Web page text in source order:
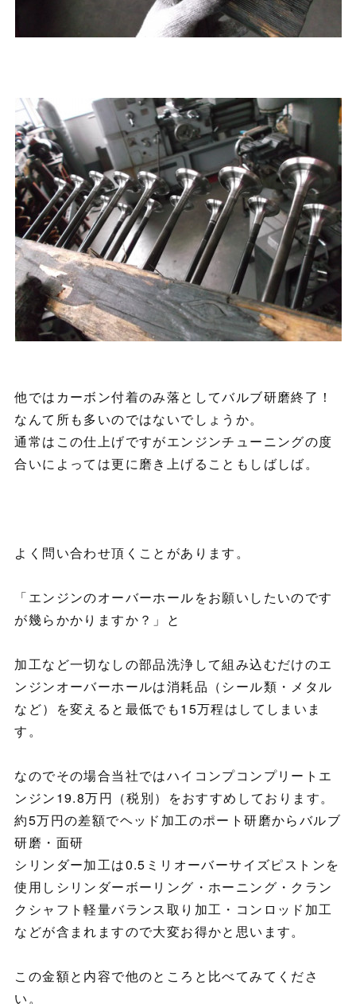
他ではカーボン付着のみ落としてバルブ研磨終了！
なんて所も多いのではないでしょうか。
通常はこの仕上げですがエンジンチューニングの度
合いによっては更に磨き上げることもしばしば。
よく問い合わせ頂くことがあります。
「エンジンのオーバーホールをお願いしたいのです
が幾らかかりますか？」と
加工など一切なしの部品洗浄して組み込むだけのエ
ンジンオーバーホールは消耗品（シール類・メタル
など）を変えると最低でも15万程はしてしまいま
す。
なのでその場合当社ではハイコンプコンプリートエ
ンジン19.8万円（税別）をおすすめしております。
約5万円の差額でヘッド加工のポート研磨からバルブ
研磨・面研
シリンダー加工は0.5ミリオーバーサイズピストンを
使用しシリンダーボーリング・ホーニング・クラン
クシャフト軽量バランス取り加工・コンロッド加工
などが含まれますので大変お得かと思います。
この金額と内容で他のところと比べてみてくださ
い。